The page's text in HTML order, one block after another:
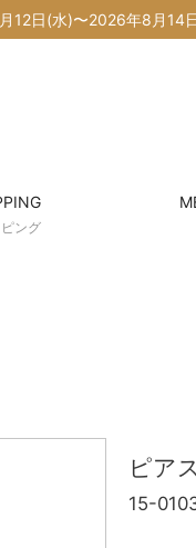
12日(水)〜2026年8月14
ング
ピア
15-